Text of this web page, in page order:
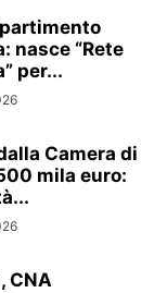
nasce “Rete
per...
Camera di
mila euro:
CNA